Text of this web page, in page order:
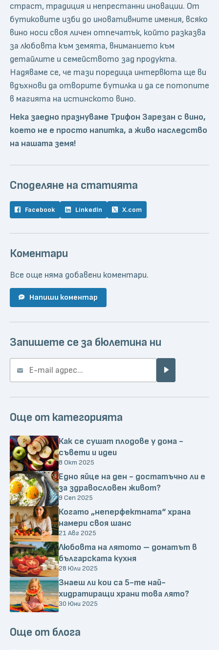
страст, традиция и непрестанни иновации. От
бутиковите изби до иновативните имения, всяко
вино носи своя личен отпечатък, който разказва
за любовта към земята, вниманието към
детайлите и семейството зад продукта.
Надяваме се, че тази поредица интервюта ще ви
вдъхнови да отворите бутилка и да се потопите
в магията на истинското вино.
Нека заедно празнуваме Трифон Зарезан с вино,
което не е просто напитка, а живо наследство
на нашата земя!
Споделяне на статията
Facebook LinkedIn X.com
Коментари
Все още няма добавени коментари.
Напиши коментар
Запишете се за бюлетина ни
Още от категорията
Как се сушат плодове у дома -
съвети и идеи
8 Окт 2025
Едно яйце на ден - достатъчно ли е
за здравословен живот?
9 Сеп 2025
Когато „неперфектната“ храна
намери своя шанс
21 Авг 2025
Любовта на лятото – доматът в
българската кухня
28 Юли 2025
Знаеш ли кои са 5-те най-
хидратиращи храни това лято?
30 Юни 2025
Още от блога